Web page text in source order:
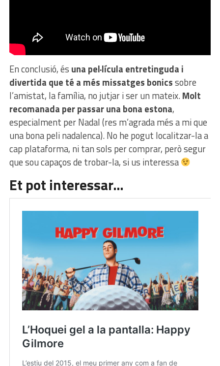
En conclusió, és una pel·lícula entretinguda i
divertida que té a més missatges bonicssobre
l’amistat, la família, no jutjar i ser un mateix.Molt
recomanada per passar una bona estona,
especialment per Nadal (res m’agrada més a mi que
una bona peli nadalenca). No he pogut localitzar-la a
cap plataforma, ni tan sols per comprar, però segur
que sou capaços de trobar-la, si us interessa
Et pot interessar…